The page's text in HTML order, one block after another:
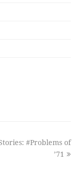
#Problems of
’71